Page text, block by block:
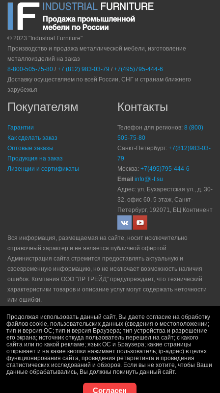
© 2023 "Industrial Furniture"
Производство и продажа металлической мебели, изготовление
металлоизделий на заказ
8-800-505-75-80 / +7 (812) 983-03-79 / +7(495)795-444-6
Доставку осуществляем по всей России, СНГ и странам ближнего
зарубежья
Покупателям
Гарантии
Как сделать заказ
Оптовые заказы
Продукция на заказ
Лизенции и сертификаты
Контакты
Телефон для регионов: 8 (800)
505-75-80
Санкт-Петербург: +7(812)983-03-
79
Москва: +7(495)795-444-6
Email info@i-f.su
Адрес: ул. Бухарестская ул., д. 30-
32, офис 60, 5 этаж, Санкт-
Петербург, 192071, БЦ Континент
Вся информация, размещаемая на сайте, носит исключительно
справочный характер и не является публичной офертой.
Администрация сайта стремится предоставлять актуальную и
своевременную информацию, но не исключает возможность наличия
ошибок. Компания ООО "ЛР ТРЕЙД" прeдупрeждaeт, что технический
характеристики товаров и описание услуг могут содержать неточности
или ошибки.
Политика рекламной рассылки|Правила продажи
Продолжая использовать данный сайт, Вы даете согласие на обработку
файлов cookie, пользовательских данных (сведения о местоположении;
тип и версия ОС; тип и версия Браузера; тип устройства и разрешение
его экрана; источник откуда пользователь перешел на сайт; с какого
сайта или по какой рекламе; язык ОС и Браузера; какие страницы
открывает и на какие кнопки нажимает пользователь; ip-адрес) в целях
функционирования сайта, проведения ретаргетинга и проведения
статистических исследований и обзоров. Если вы не хотите, чтобы Ваши
данные обрабатывались, Вы должны покинуть данный сайт.
Согласен